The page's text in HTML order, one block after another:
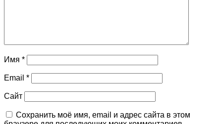
Имя *
Email *
Сайт
Сохранить моё имя, email и адрес сайта в этом